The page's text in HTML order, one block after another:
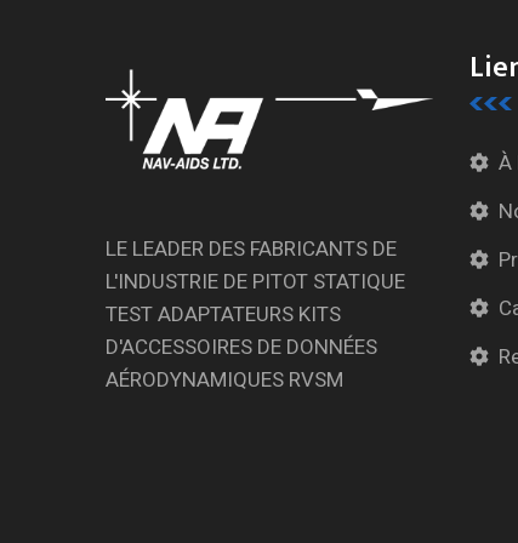
LE LEADER DES FABRICANTS DE
L'INDUSTRIE DE PITOT STATIQUE
TEST ADAPTATEURS KITS
D'ACCESSOIRES DE DONNÉES
AÉRODYNAMIQUES RVSM
À